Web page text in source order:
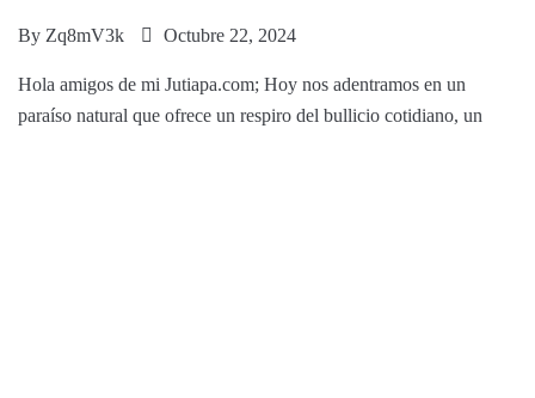
By Zq8mV3k Octubre 22, 2024
Hola amigos de mi Jutiapa.com; Hoy nos adentramos en un
paraíso natural que ofrece un respiro del bullicio cotidiano, un